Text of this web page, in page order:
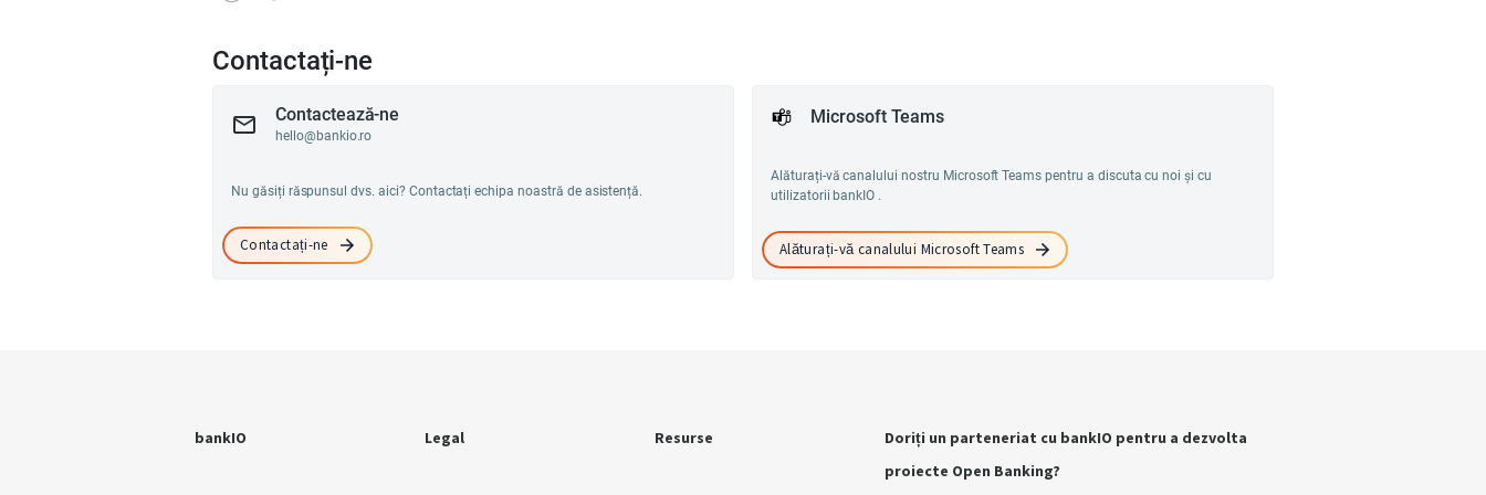
Contactați-ne
Contactează-ne
hello@bankio.ro
Nu găsiți răspunsul dvs. aici? Contactați echipa noastră de asistență.
Contactați-ne
Microsoft Teams
Alăturați-vă canalului nostru Microsoft Teams pentru a discuta cu noi și cu
utilizatorii bankIO .
Alăturați-vă canalului Microsoft Teams
bankIO Legal Resurse
Doriți un parteneriat cu bankIO pentru a dezvolta
proiecte Open Banking?